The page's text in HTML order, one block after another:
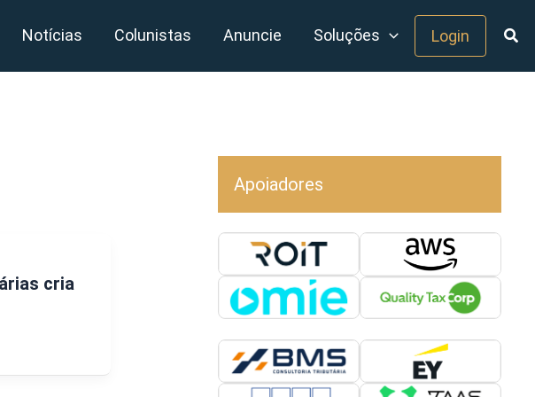
Notícias Colunistas Anuncie Soluções Login
cria
Apoiadores